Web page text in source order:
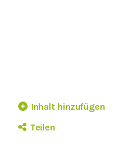
Inhalt hinzufügen
Teilen